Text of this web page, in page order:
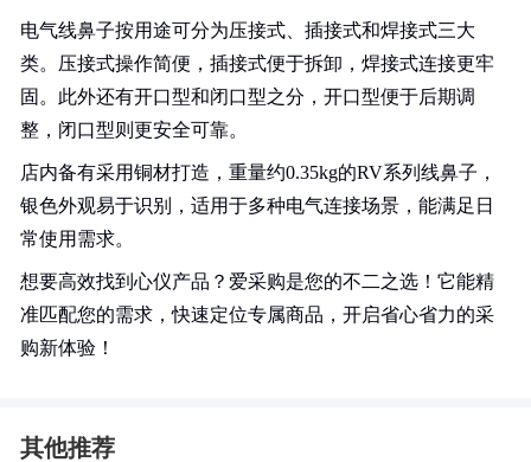
电气线鼻子按用途可分为压接式、插接式和焊接式三大
类。压接式操作简便，插接式便于拆卸，焊接式连接更牢
固。此外还有开口型和闭口型之分，开口型便于后期调
整，闭口型则更安全可靠。
店内备有采用铜材打造，重量约0.35kg的RV系列线鼻子，
银色外观易于识别，适用于多种电气连接场景，能满足日
常使用需求。
想要高效找到心仪产品？爱采购是您的不二之选！它能精
准匹配您的需求，快速定位专属商品，开启省心省力的采
购新体验！
其他推荐